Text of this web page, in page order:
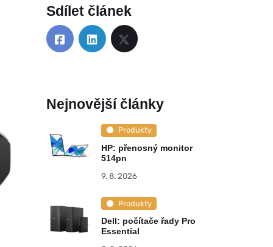
Sdílet článek
Nejnovější články
Produkty
HP: přenosný monitor
514pn
9. 8. 2026
Produkty
Dell: počítače řady Pro
Essential